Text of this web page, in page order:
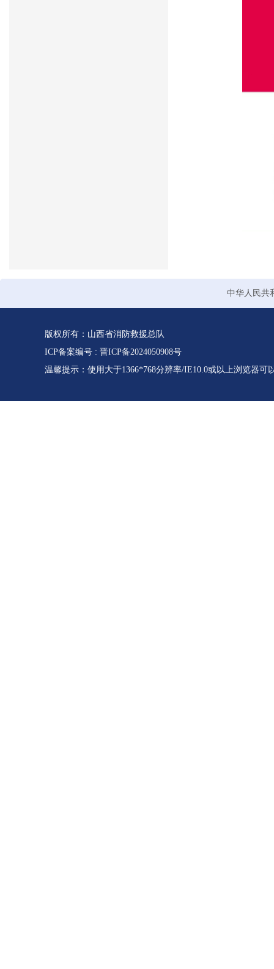
中华人民共
版权所有：山西省消防救援总队
ICP备案编号 : 晋ICP备2024050908号
温馨提示：使用大于1366*768分辨率/IE10.0或以上浏览器可